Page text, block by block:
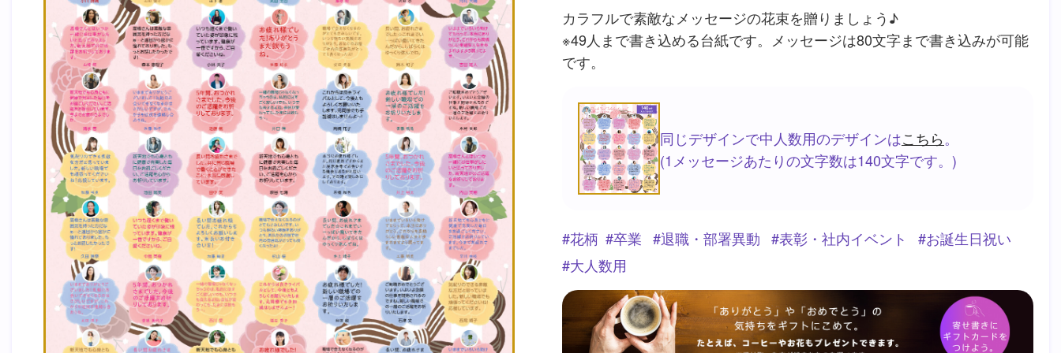
カラフルで素敵なメッセージの花束を贈りましょう♪
※49人まで書き込める台紙です。メッセージは80文字まで書き込みが可能
です。
同じデザインで中人数用のデザインはこちら。
(1メッセージあたりの文字数は140文字です。)
花柄 卒業 退職・部署異動 表彰・社内イベント
お誕生日祝い
大人数用